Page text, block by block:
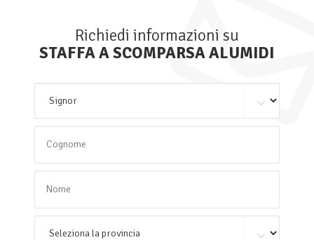
Richiedi informazioni su
STAFFA A SCOMPARSA ALUMIDI